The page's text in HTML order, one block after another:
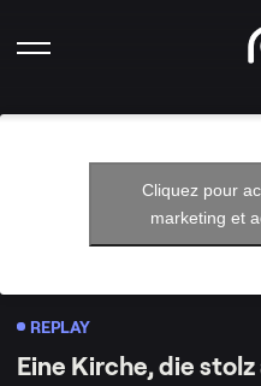
Cliquez pour
marketing et
REPLAY
Eine Kirche, die